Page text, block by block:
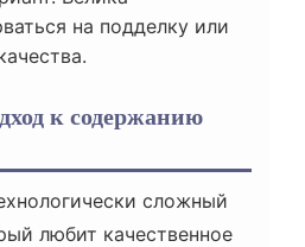
на подделку или
к содержанию
сложный
любит качественное